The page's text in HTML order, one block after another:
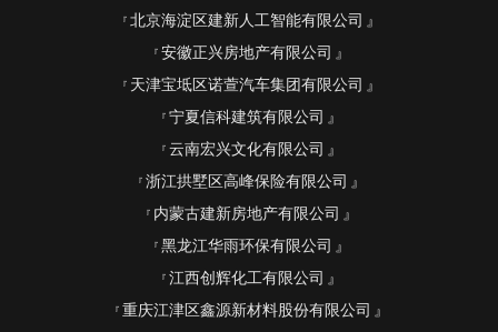
北京海淀区建新人工智能有限公司
安徽正兴房地产有限公司
天津宝坻区诺萱汽车集团有限公司
宁夏信科建筑有限公司
云南宏兴文化有限公司
浙江拱墅区高峰保险有限公司
内蒙古建新房地产有限公司
黑龙江华雨环保有限公司
江西创辉化工有限公司
重庆江津区鑫源新材料股份有限公司